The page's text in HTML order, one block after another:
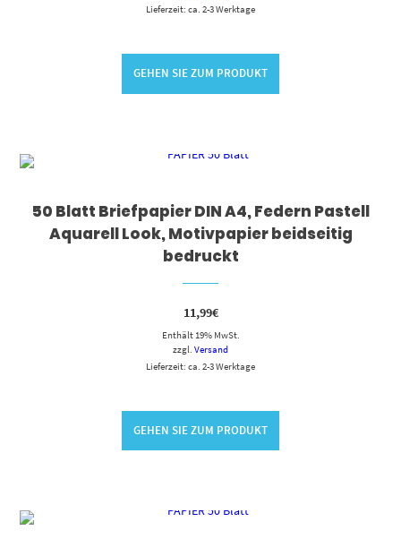
Lieferzeit: ca. 2-3 Werktage
GEHEN SIE ZUM PRODUKT
50 Blatt Briefpapier DIN A4, Federn Pastell
Aquarell Look, Motivpapier beidseitig
bedruckt
11,99€
Enthält 19% MwSt.
zzgl. Versand
Lieferzeit: ca. 2-3 Werktage
GEHEN SIE ZUM PRODUKT